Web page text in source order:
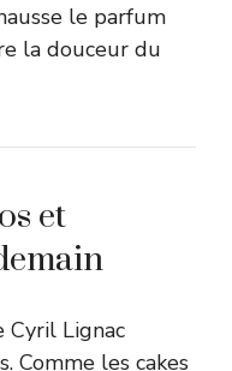
le parfum
la douceur du
et
Cyril Lignac
Comme les cakes